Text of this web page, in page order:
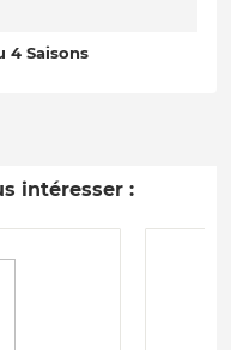
4 Saisons
intéresser :